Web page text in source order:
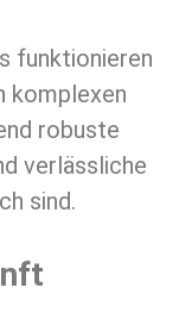
funktionieren
komplexen
robuste
verlässliche
sind.